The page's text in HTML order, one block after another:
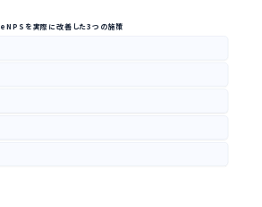
eNPSを実際に改善した3つの施策